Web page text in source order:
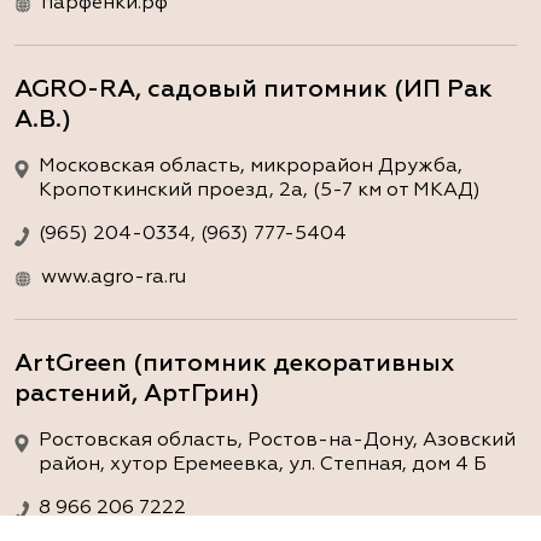
AGRO-RA, садовый питомник (ИП Рак
А.В.)
Московская область, микрорайон Дружба,
Кропоткинский проезд, 2а, (5-7 км от МКАД)
(965) 204-0334, (963) 777-5404
www.agro-ra.ru
ArtGreen (питомник декоративных
растений, АртГрин)
Ростовская область, Ростов-на-Дону, Азовский
район, хутор Еремеевка, ул. Степная, дом 4 Б
8 966 206 7222